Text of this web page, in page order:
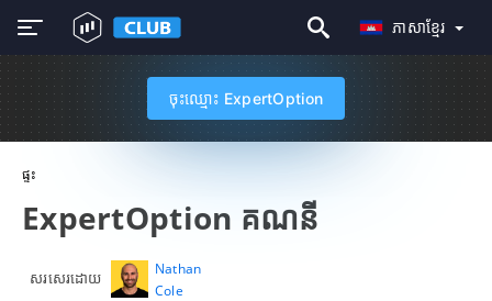
ភាសាខ្មែរ
ចុះឈ្មោះ ExpertOption
ផ្ទះ
ExpertOption គណនី
សរសេរដោយ
Nathan
Cole